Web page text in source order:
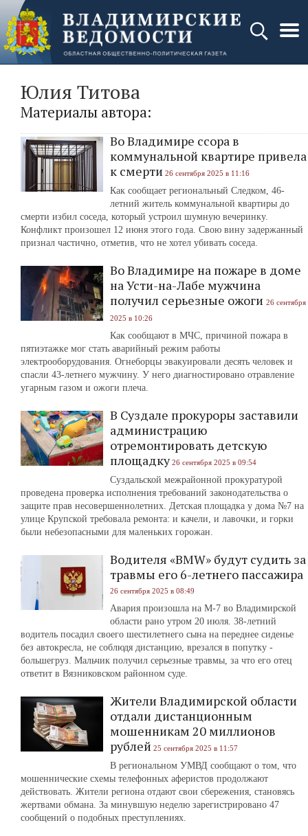
Юлия Титова
Материалы автора:
Во Владимире ссора в
коммунальной квартире привела
к смерти 26 сентября 2025 в 11:16
Как сообщает региональный Следком, 46-
летний житель коммунальной квартиры до
смерти избил соседа, который устроил шумную вечеринку.
Конфликт произошел 12 июня этого года. Свою вину задержанный
признал частично, отметив, что не хотел убивать соседа.
Во Владимире на пожаре в доме
на Усти-на-Лабе мужчина
получил серьезные ожоги 26 сентября
2025 в 10:26
Как сообщают в МЧС, причиной пожара в
пятиэтажке мог стать аварийный режим работы
электрооборудования. Огнеборцы эвакуировали десять человек и
спасли 43-летнего мужчину. У него диагностировано отравление
угарным газом и ожоги плеча.
В Суздале прокуроры заставили
администрацию
отремонтировать детскую
площадку 26 сентября 2025 в 09:54
Суздальской межрайонной прокуратурой
проведена проверка исполнения требований законодательства о
защите прав несовершеннолетних. Детская площадка у дома №7 на
улице Крупской требовала ремонта: и качели, и лавочки, и горки
были небезопасными для маленьких горожан.
Водителя «BMW» будут судить за
травмы его 6-летнего пассажира
26 сентября 2025 в 08:49
Авария произошла на М-7 во Владимирской
области рано утром 20 июля. 38-летний
водитель посадил своего шестилетнего сына на переднее сиденье
без автокресла, не соблюдя дистанцию, врезался в попутку -
большегруз. Мальчик получил серьезные травмы, за что его отец
ответит в Вязниковском районном суде.
Жители Владимирской области
отдали дистанционным
мошенникам 20 миллионов
рублей 25 сентября 2025 в 11:57
В региональном УМВД сообщают о том, что
мошеннические схемы телефонных аферистов продолжают
действовать. Жители региона отдают свои сбережения, становясь
жертвами обмана. За минувшую неделю зарегистрировано 47
сообщений о подобных преступлениях.